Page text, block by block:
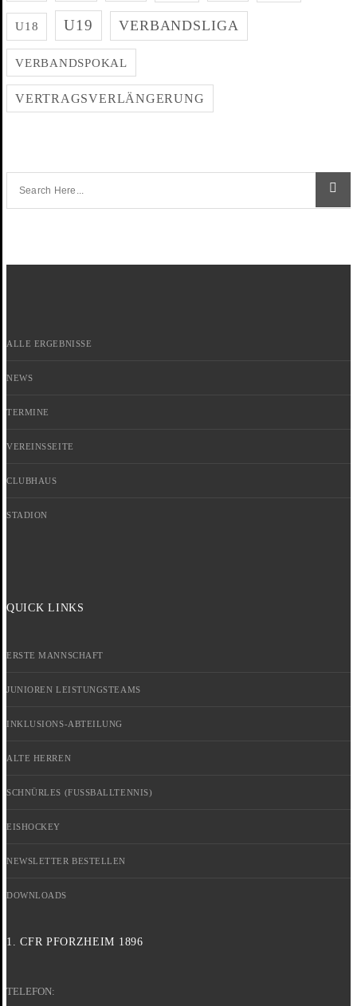
U18 U19 VERBANDSLIGA
VERBANDSPOKAL
VERTRAGSVERLÄNGERUNG
ALLE ERGEBNISSE
NEWS
TERMINE
VEREINSSEITE
CLUBHAUS
STADION
QUICK LINKS
ERSTE MANNSCHAFT
JUNIOREN LEISTUNGSTEAMS
INKLUSIONS-ABTEILUNG
ALTE HERREN
SCHNÜRLES (FUSSBALLTENNIS)
EISHOCKEY
NEWSLETTER BESTELLEN
DOWNLOADS
1. CFR PFORZHEIM 1896
TELEFON: